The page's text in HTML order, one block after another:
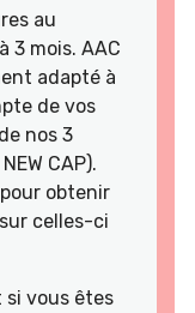
au
3 mois. AAC
adapté à
de vos
nos 3
CAP).
obtenir
celles-ci
si vous êtes